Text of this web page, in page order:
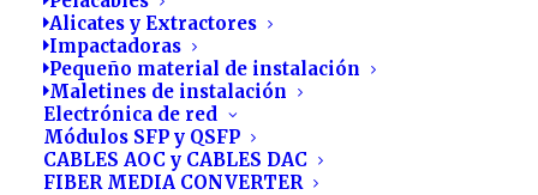
Alicates y Extractores
Impactadoras
Pequeño material de instalación
Maletines de instalación
Electrónica de red
Módulos SFP y QSFP
CABLES AOC y CABLES DAC
FIBER MEDIA CONVERTER